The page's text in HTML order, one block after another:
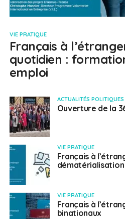
VIE PRATIQUE
Français à
quotidien :
emploi
ACTUALITÉS POLITIQUES
Ouverture de la
VIE PRATIQUE
Français à
VIE PRATIQUE
Français à
binationaux